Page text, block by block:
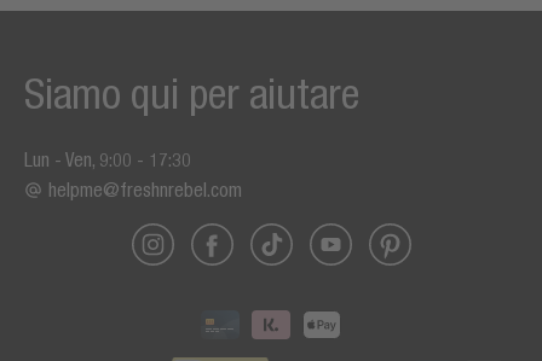
Siamo qui per aiutare
Lun - Ven, 9:00 - 17:30
helpme@freshnrebel.com